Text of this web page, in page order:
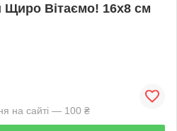
Щиро Вітаємо! 16х8 см
на сайті — 100 ₴